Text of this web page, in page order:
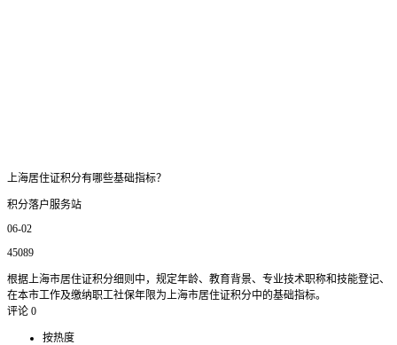
上海居住证积分有哪些基础指标？
积分落户服务站
06-02
45089
根据上海市居住证积分细则中，规定年龄、教育背景、专业技术职称和技能登记、
在本市工作及缴纳职工社保年限为上海市居住证积分中的基础指标。
评论 0
按热度